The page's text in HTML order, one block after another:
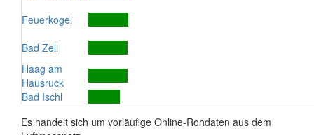
Feuerkogel
Bad Zell
Haag am
Hausruck
Bad Ischl
Es handelt sich um vorläufige Online-Rohdaten aus dem